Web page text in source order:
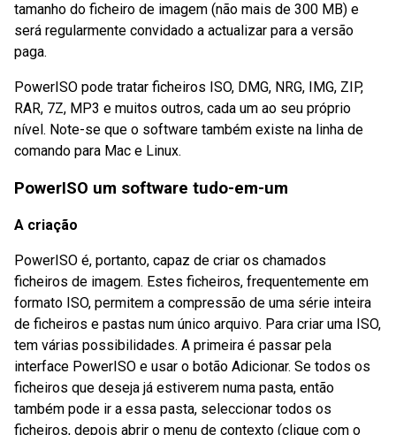
tamanho do ficheiro de imagem (não mais de 300 MB) e
será regularmente convidado a actualizar para a versão
paga.
PowerISO pode tratar ficheiros ISO, DMG, NRG, IMG, ZIP,
RAR, 7Z, MP3 e muitos outros, cada um ao seu próprio
nível. Note-se que o software também existe na linha de
comando para Mac e Linux.
PowerISO um software tudo-em-um
A criação
PowerISO é, portanto, capaz de criar os chamados
ficheiros de imagem. Estes ficheiros, frequentemente em
formato ISO, permitem a compressão de uma série inteira
de ficheiros e pastas num único arquivo. Para criar uma ISO,
tem várias possibilidades. A primeira é passar pela
interface PowerISO e usar o botão Adicionar. Se todos os
ficheiros que deseja já estiverem numa pasta, então
também pode ir a essa pasta, seleccionar todos os
ficheiros, depois abrir o menu de contexto (clique com o